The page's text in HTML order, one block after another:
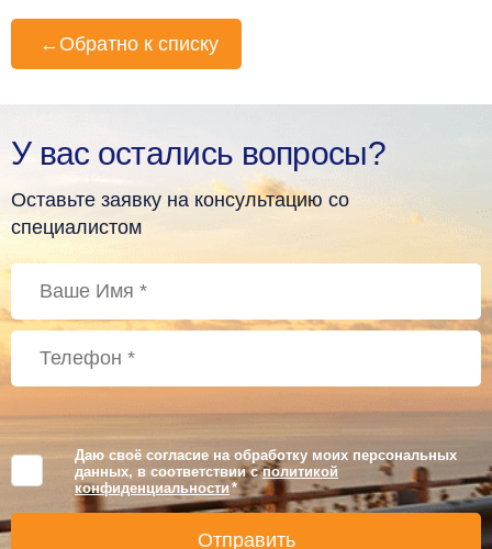
← Обратно к списку
У вас остались вопросы?
Оставьте заявку на консультацию со
специалистом
Даю своё согласие на обработку моих персональных
данных, в соответствии сполитикой
конфиденциальности *